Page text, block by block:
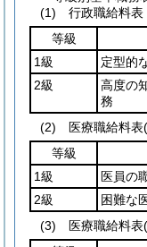
(1) 行政職給料
等級
1級
定型的
2級
高度の
務
(2) 医療職給料表
等級
1級
医員の
2級
困難な
(3) 医療職給料表